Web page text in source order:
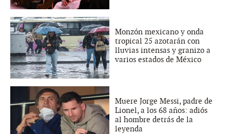
Monzón mexicano y onda
tropical 25 azotarán con
lluvias intensas y granizo a
varios estados de México
Muere Jorge Messi, padre de
Lionel, a los 68 años: adiós
al hombre detrás de la
leyenda